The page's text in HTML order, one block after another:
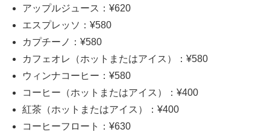
アップルジュース：¥620
エスプレッソ：¥580
カプチーノ：¥580
カフェオレ（ホットまたはアイス）：¥580
ウィンナコーヒー：¥580
コーヒー（ホットまたはアイス）：¥400
紅茶（ホットまたはアイス）：¥400
コーヒーフロート：¥630